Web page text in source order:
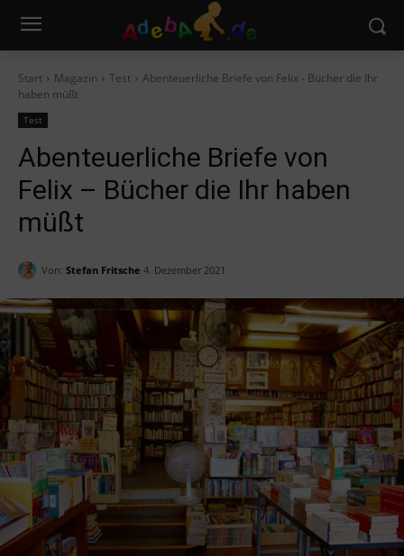
Start Magazin Test
Abenteuerliche Briefe von Felix - Bücher die Ihr
haben müßt
Test
Abenteuerliche Briefe von
Felix – Bücher die Ihr haben
müßt
Von: Stefan Fritsche 4. Dezember 2021